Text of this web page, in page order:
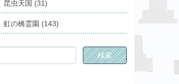
昆虫天国 (31)
虹の橋霊園 (143)